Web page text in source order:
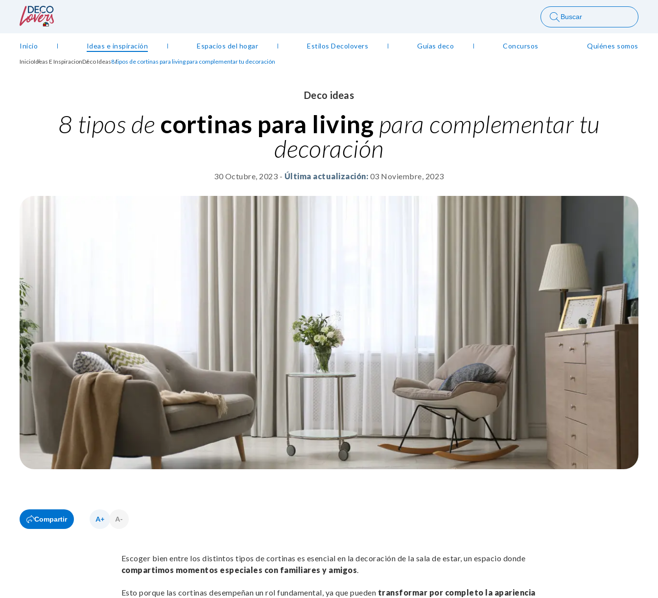
Buscar
Inicio Ideas e inspiración Espacios del hogar Estilos Decolovers Guías deco Concursos Quiénes somos
InicioIdeas E InspiracionDeco Ideas8 tipos de cortinas para living para complementar tu decoración
Deco ideas
8 tipos de cortinas para living para complementar tu
decoración
30 Octubre, 2023 - Última actualización: 03 Noviembre, 2023
Compartir
Escoger bien entre los distintos tipos de cortinas es esencial en la decoración de la sala de estar, un espacio donde
compartimos momentos especiales con familiares y amigos.
Esto porque las cortinas desempeñan un rol fundamental, ya que pueden transformar por completo la apariencia